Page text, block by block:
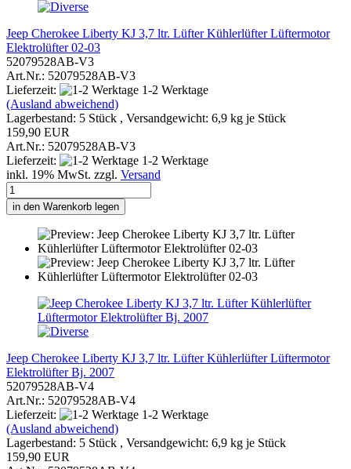
Jeep Cherokee Liberty KJ 3,7 ltr. Lüfter Kühlerlüfter Lüftermotor
Elektrolüfter 02-03
52079528AB-V3
Art.Nr.: 52079528AB-V3
Lieferzeit:
1-2 Werktage
(Ausland abweichend)
Lagerbestand: 5 Stück , Versandgewicht: 6,9 kg je Stück
159,90 EUR
Art.Nr.: 52079528AB-V3
Lieferzeit:
1-2 Werktage
inkl. 19% MwSt. zzgl. Versand
in den Warenkorb legen
Jeep Cherokee Liberty KJ 3,7 ltr. Lüfter Kühlerlüfter Lüftermotor
Elektrolüfter Bj. 2007
52079528AB-V4
Art.Nr.: 52079528AB-V4
Lieferzeit:
1-2 Werktage
(Ausland abweichend)
Lagerbestand: 5 Stück , Versandgewicht: 6,9 kg je Stück
159,90 EUR